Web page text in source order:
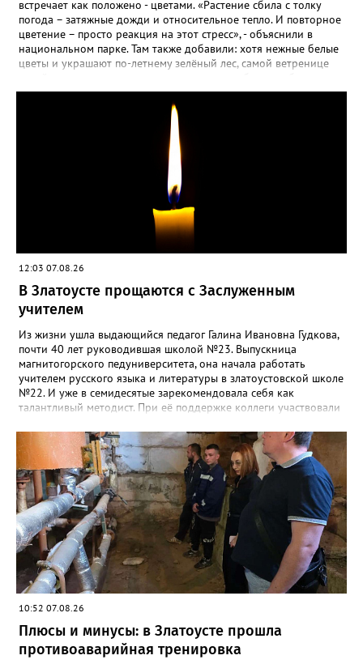
яму гравий и песок – требуется хороший дренаж. В первый год
Екатерина рекомендует цветы убирать, чтобы силы куста
пошли на наращивание корневой системы. А со второго года
пусть лаванда цветёт во всю силу! Фото: Екатерина Бойко,
специально для «Златоуст.инфо». Обсуждение новости здесь
встречает как положено - цветами. «Растение сбила с толку
погода – затяжные дожди и относительное тепло. И повторное
цветение – просто реакция на этот стресс», - объяснили в
национальном парке. Там также добавили: хотя нежные белые
цветы и украшают по-летнему зелёный лес, самой ветренице
силы перед долгой зимовкой.
12:03 07.08.26
В Златоусте прощаются с Заслуженным
учителем
Из жизни ушла выдающийся педагог Галина Ивановна Гудкова,
почти 40 лет руководившая школой №23. Выпускница
магнитогорского педуниверситета, она начала работать
учителем русского языка и литературы в златоустовской школе
№22. И уже в семидесятые зарекомендовала себя как
талантливый методист. При её поддержке коллеги участвовали
«Благодаря её мудрому руководству в школе сформировался
сильный педагогический коллектив, объединённый общими
ценностями и любовью к своему делу. Для многих Галина
Ивановна навсегда останется не только талантливым
руководителем, но и настоящим Учителем с большой буквы», -
говорится в сообществе школы №23 во ВКонтакте. Свои
соболезнования семье Галины Ивановны выразил глава
Златоуста Олег Решетников. «Её вклад зафиксирован в
важнейших документах школы, но главное - он остался в
людях: в тех учителях, которых она поддержала, в тех
учениках, которых она вдохновила. Заслуженный учитель РФ,
«Отличник народного просвещения», обладатель медали «За
доблестный труд», Галина Ивановна оставила не только
награды и документы, но и работающий, живой механизм
школы, который продолжает жить её принципами», - говорится
в некрологе.
10:52 07.08.26
Плюсы и минусы: в Златоусте прошла
противоаварийная тренировка